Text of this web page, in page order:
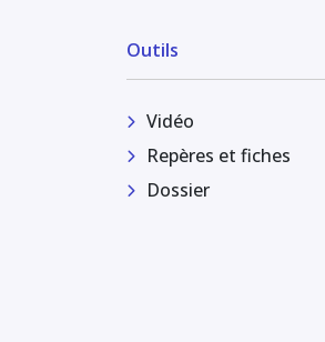
Outils
Vidéo
Repères et fiches
Dossier